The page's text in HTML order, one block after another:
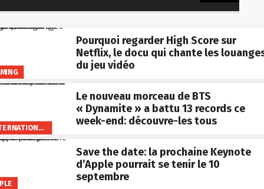
Pourquoi regarder High Score sur
Netflix, le docu qui chante les
du jeu vidéo
INTERNATIONAL
Le nouveau morceau de BTS
« Dynamite » a battu 13 records ce
week-end: découvre-les tous
Save the date: la prochaine Keynote
d’Apple pourrait se tenir le 10
septembre